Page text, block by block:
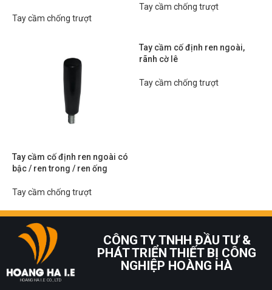
Tay cầm chống trượt
Tay cầm chống trượt
Tay cầm cố định ren ngoài có
bậc / ren trong / ren ống
Tay cầm chống trượt
Tay cầm cố định ren ngoài,
rãnh cờ lê
Tay cầm chống trượt
HOANG HA I.E CO., LTD
CÔNG TY TNHH ĐẦU TƯ &
PHÁT TRIỂN THIẾT BỊ CÔNG
NGHIỆP HOÀNG HÀ